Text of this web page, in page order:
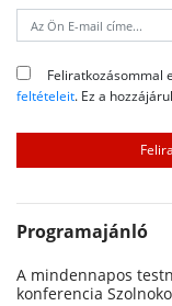
Feliratkozásommal
feltételeit. Ez a
Programajánló
A mindennapos
konferencia